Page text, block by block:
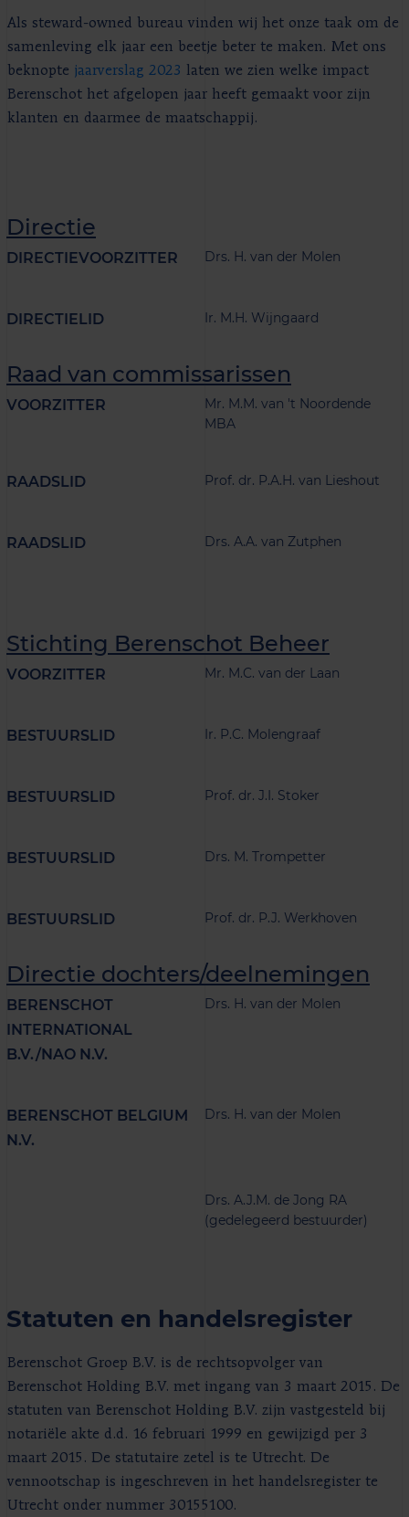
Als steward-owned bureau vinden wij het onze taak om de
samenleving elk jaar een beetje beter te maken. Met ons
beknopte jaarverslag 2023 laten we zien welke impact
Berenschot het afgelopen jaar heeft gemaakt voor zijn
klanten en daarmee de maatschappij.
Directie
DIRECTIEVOORZITTER Drs. H. van der Molen
DIRECTIELID Ir. M.H. Wijngaard
Raad van commissarissen
VOORZITTER
Mr. M.M. van 't Noordende
MBA
RAADSLID Prof. dr. P.A.H. van Lieshout
RAADSLID Drs. A.A. van Zutphen
Stichting Berenschot Beheer
VOORZITTER Mr. M.C. van der Laan
BESTUURSLID Ir. P.C. Molengraaf
BESTUURSLID Prof. dr. J.I. Stoker
BESTUURSLID Drs. M. Trompetter
BESTUURSLID Prof. dr. P.J. Werkhoven
Directie dochters/deelnemingen
BERENSCHOT
INTERNATIONAL
B.V./NAO N.V.
Drs. H. van der Molen
BERENSCHOT BELGIUM
N.V.
Drs. H. van der Molen
Drs. A.J.M. de Jong RA
(gedelegeerd bestuurder)
Statuten en handelsregister
Berenschot Groep B.V. is de rechtsopvolger van
Berenschot Holding B.V. met ingang van 3 maart 2015. De
statuten van Berenschot Holding B.V. zijn vastgesteld bij
notariële akte d.d. 16 februari 1999 en gewijzigd per 3
maart 2015. De statutaire zetel is te Utrecht. De
vennootschap is ingeschreven in het handelsregister te
Utrecht onder nummer 30155100.